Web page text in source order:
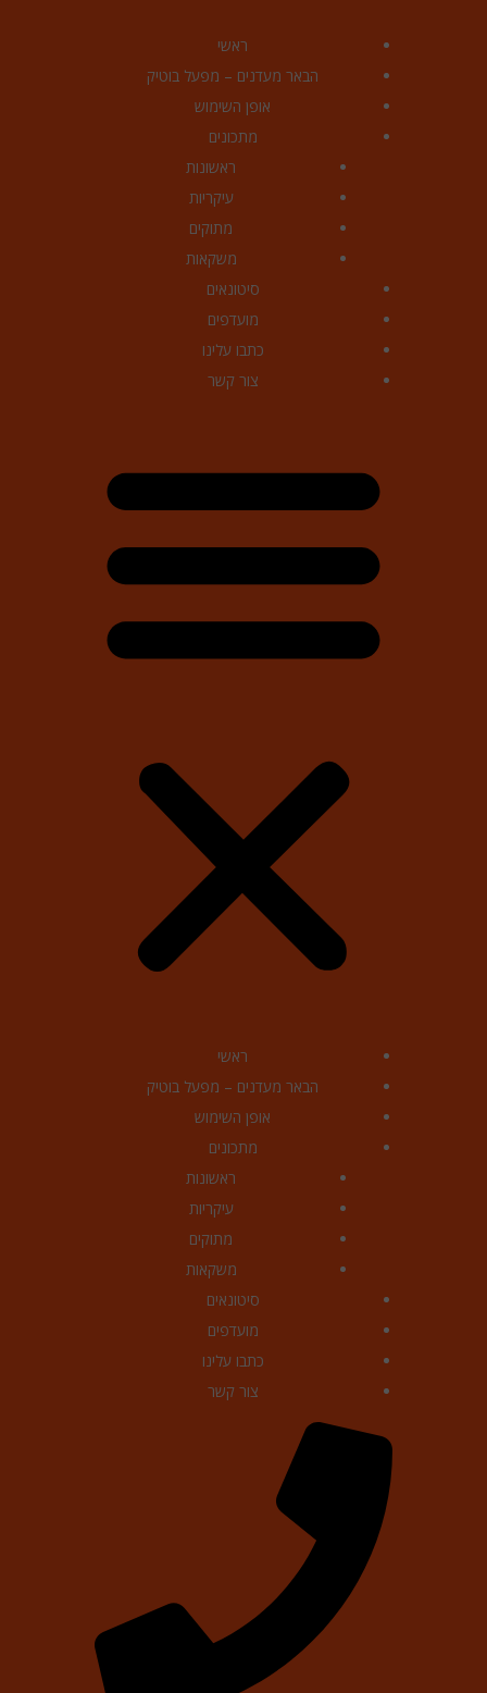
ראשי
הבאר מעדנים – מפעל בוטיק
אופן השימוש
מתכונים
ראשונות
עיקריות
מתוקים
משקאות
סיטונאים
מועדפים
כתבו עלינו
צור קשר
ראשי
הבאר מעדנים – מפעל בוטיק
אופן השימוש
מתכונים
ראשונות
עיקריות
מתוקים
משקאות
סיטונאים
מועדפים
כתבו עלינו
צור קשר